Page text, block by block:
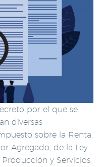
por el que se
diversas
sobre la Renta,
Agregado, de la Ley
y Servicios,